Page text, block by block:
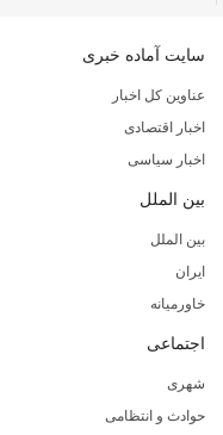
سایت آماده خبری
عناوین کل اخبار
اخبار اقتصادی
اخبار سیاسی
بین الملل
بین الملل
ایران
خاورمیانه
اجتماعی
شهری
حوادث و انتظامی